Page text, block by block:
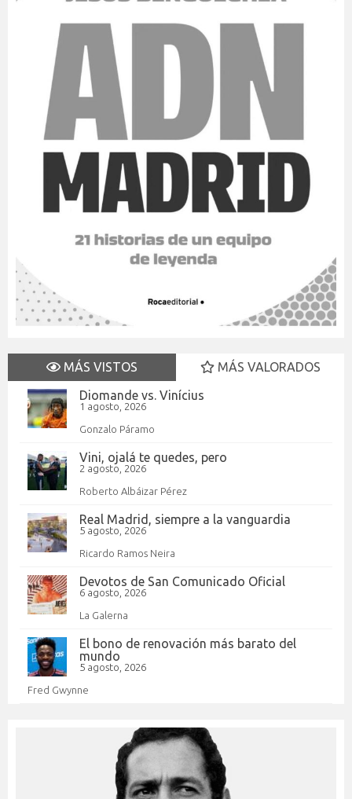
MÁS VISTOS
MÁS VALORADOS
Diomande vs. Vinícius
1 agosto, 2026
Gonzalo Páramo
Vini, ojalá te quedes, pero
2 agosto, 2026
Roberto Albáizar Pérez
Real Madrid, siempre a la vanguardia
5 agosto, 2026
Ricardo Ramos Neira
Devotos de San Comunicado Oficial
6 agosto, 2026
La Galerna
El bono de renovación más barato del
mundo
5 agosto, 2026
Fred Gwynne